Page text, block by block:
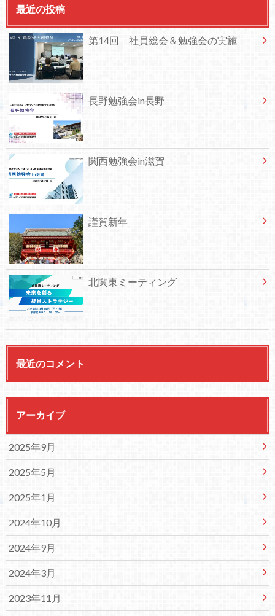
最近の投稿
第14回 社員総会＆勉強会の実施
長野勉強会in長野
関西勉強会in滋賀
謹賀新年
北関東ミーティング
最近のコメント
アーカイブ
2025年9月
2025年5月
2025年1月
2024年10月
2024年9月
2024年3月
2023年11月